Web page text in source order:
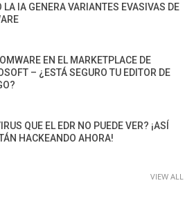
LA IA GENERA VARIANTES EVASIVAS DE
EN EL MARKETPLACE DE
– ¿ESTÁ SEGURO TU EDITOR DE
QUE EL EDR NO PUEDE VER? ¡ASÍ
HACKEANDO AHORA!
VIEW ALL